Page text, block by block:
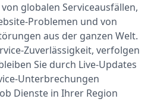
globalen Serviceausfällen,
Problemen und von
aus der ganzen Welt.
Zuverlässigkeit, verfolgen
Sie durch Live-Updates
Unterbrechungen
Dienste in Ihrer Region